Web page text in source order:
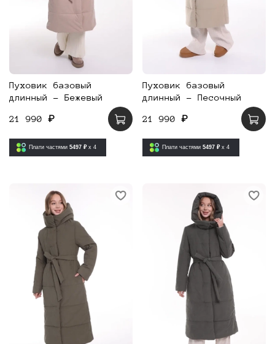
Пуховик базовый
длинный - Бежевый
21 990 ₽
Плати частями 5497 ₽ x 4
Пуховик базовый
длинный - Песочный
21 990 ₽
Плати частями 5497 ₽ x 4